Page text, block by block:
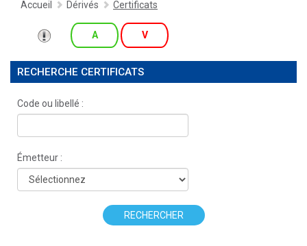
Accueil Dérivés Certificats
A V
RECHERCHE CERTIFICATS
Code ou libellé :
Émetteur :
RECHERCHER